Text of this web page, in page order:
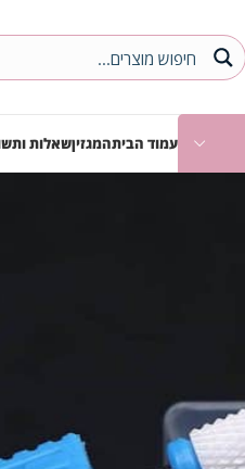
עמוד הביתהמגזיןשאלות